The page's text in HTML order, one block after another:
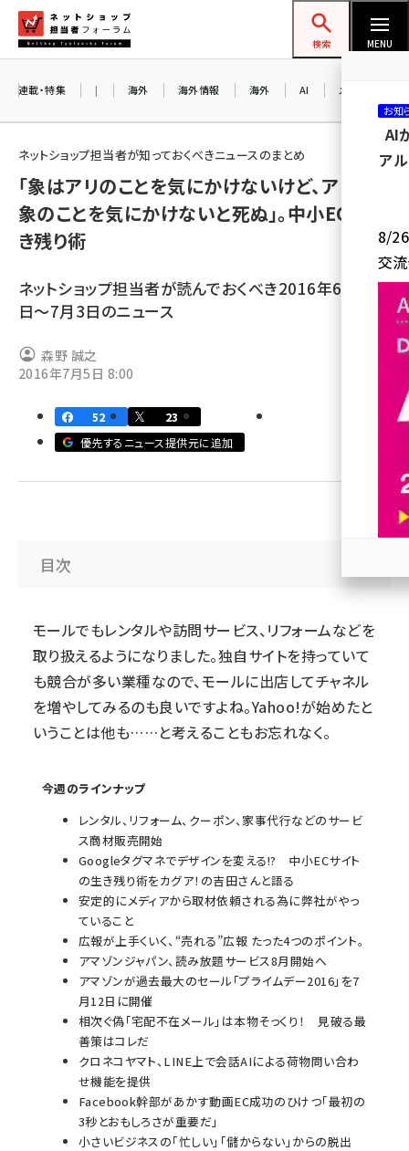
ン
ネットショップ担当者フォーラム
検索 MENU
amazon (2236)
yahoo (1896)
ecbeing (1204)
base (1068)
ビィ・フォアード (769)
revico (737)
連載・特集 | 海外 海外情報 海外 AI メタバース
ネットショップ担当者が知っておくべきニュースのまとめ
「象はアリのことを気にかけないけど、アリは
象のことを気にかけないと死ぬ」。中小ECの生
き残り術
ネットショップ担当者が読んでおくべき2016年6月27
日〜7月3日のニュース
森野 誠之
2016年7月5日 8:00
52
23
優先するニュース提供元に追加
目次
モールでもレンタルや訪問サービス、リフォームなどを
取り扱えるようになりました。独自サイトを持っていて
も競合が多い業種なので、モールに出店してチャネル
を増やしてみるのも良いですよね。Yahoo!が始めたと
いうことは他も……と考えることもお忘れなく。
今週のラインナップ
レンタル、リフォーム、クーポン、家事代行などのサービ
ス商材販売開始
Googleタグマネでデザインを変える!? 中小ECサイト
の生き残り術をカグア！の吉田さんと語る
安定的にメディアから取材依頼される為に弊社がやっ
ていること
広報が上手くいく、“売れる”広報 たった4つのポイント。
アマゾンジャパン、読み放題サービス8月開始へ
アマゾンが過去最大のセール「プライムデー2016」を7
月12日に開催
相次ぐ偽「宅配不在メール」は本物そっくり！ 見破る最
善策はコレだ
クロネコヤマト、LINE上で会話AIによる荷物問い合わ
せ機能を提供
Facebook幹部があかす動画EC成功のひけつ「最初の
3秒とおもしろさが重要だ」
小さいビジネスの「忙しい」「儲からない」からの脱出
お知
AI
ア
8/26
交
参